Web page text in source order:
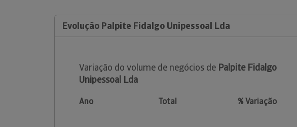
Evolução Palpite Fidalgo Unipessoal Lda
Variação do volume de negócios de Palpite Fidalgo
Unipessoal Lda
Ano Total % Variação